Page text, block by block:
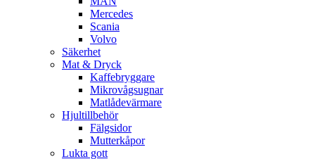
Mercedes
Scania
Volvo
Säkerhet
Mat & Dryck
Kaffebryggare
Mikrovågsugnar
Matlådevärmare
Hjultillbehör
Fälgsidor
Mutterkåpor
Lukta gott